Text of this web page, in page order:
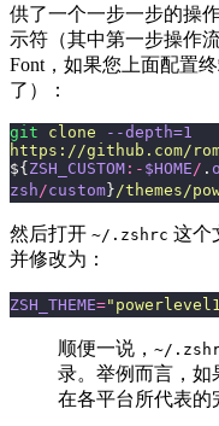
供了一个一步一步的操
示符（其中第一步操作
Font，如果您上面配置
了）：
git clone --depth=1
https://github.com/
${ZSH_CUSTOM :- $HOME / .
zsh /custom} /themes/
然后打开 ~/.zshrc 这个
并修改为：
ZSH_THEME="
顺便一说， ~/
录。举例而言，如
在各平台所代表的